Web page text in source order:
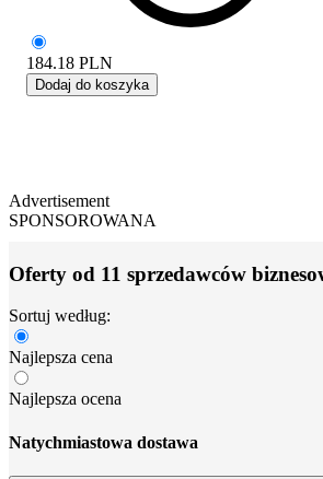
184.18 PLN
Dodaj do koszyka
Advertisement
SPONSOROWANA
Oferty od 11 sprzedawców
Sortuj według:
Najlepsza cena
Najlepsza ocena
Natychmiastowa dostawa